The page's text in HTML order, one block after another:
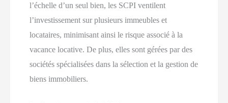
l’échelle d’un seul bien, les SCPI ventilent
l’investissement sur plusieurs immeubles et
locataires, minimisant ainsi le risque associé à la
vacance locative. De plus, elles sont gérées par des
sociétés spécialisées dans la sélection et la gestion de
biens immobiliers.